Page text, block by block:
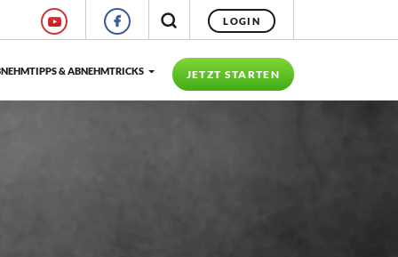
LOGIN
JETZT STARTEN
& ABNEHMTRICKS